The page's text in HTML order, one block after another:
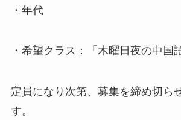
・年代
・希望クラス：「木曜日夜の中国
定員になり次第、募集を締め切ら
す。